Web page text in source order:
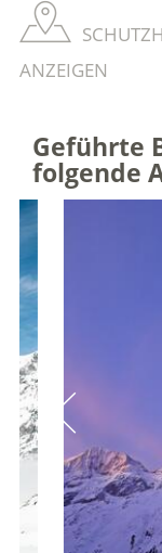
ANZEIGEN
Geführte
folgende